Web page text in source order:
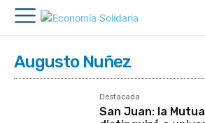
Augusto Nuñez
Destacada
San Juan: la